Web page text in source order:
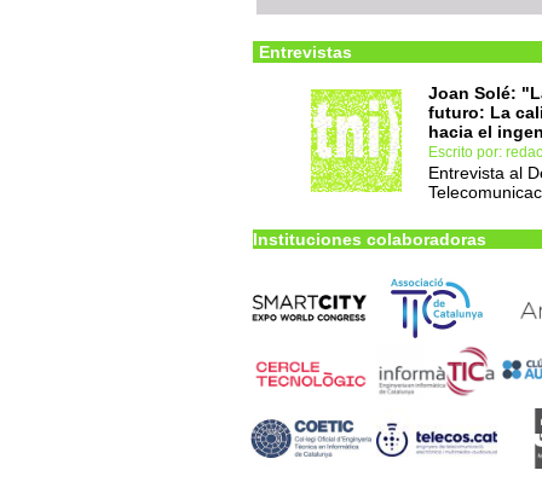
Entrevistas
Joan Solé:
futuro: La
hacia el
Escrito por:
Entrevista al
Instituciones colaboradoras